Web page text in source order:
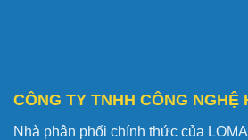
CÔNG TY TNHH CÔNG NGHỆ
Nhà phân phối chính thức của